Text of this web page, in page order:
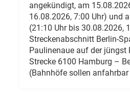
angekündigt, am
16.08.2026, 7:00 Uhr) und
(21:10 Uhr bis 30.08.2026,
Streckenabschnitt Berlin-
Paulinenaue auf der jüngst
Strecke 6100 Hamburg –
(Bahnhöfe sollen